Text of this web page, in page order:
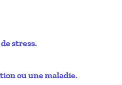
stress.
ou une maladie.